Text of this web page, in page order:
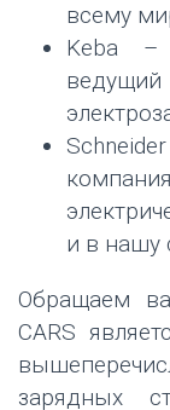
всему
Keba –
и в нашу
Обращаем
CARS
зарядных